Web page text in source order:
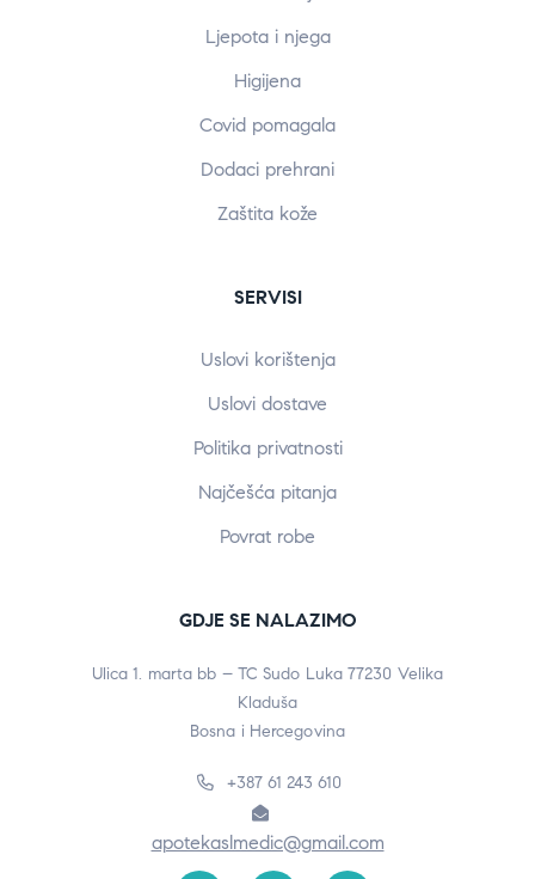
Ljepota i njega
Higijena
Covid pomagala
Dodaci prehrani
Zaštita kože
SERVISI
Uslovi korištenja
Uslovi dostave
Politika privatnosti
Najčešća pitanja
Povrat robe
GDJE SE NALAZIMO
Ulica 1. marta bb – TC Sudo Luka 77230 Velika
Kladuša
Bosna i Hercegovina
+387 61 243 610
apotekaslmedic@gmail.com